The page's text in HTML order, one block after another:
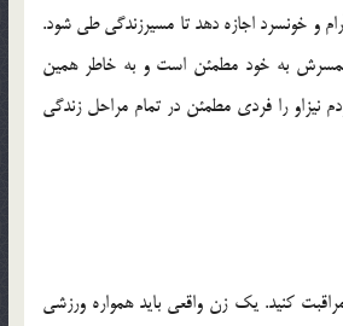
و خونسرد اجازه دهد تا مسيرزندگي طي شود.
همسرش به خود مطمئن است و به خاطر همين
نيزاو را فردي مطمئن در تمام مراحل زندگي
کنيد. يک زن واقعي بايد همواره ورزشي